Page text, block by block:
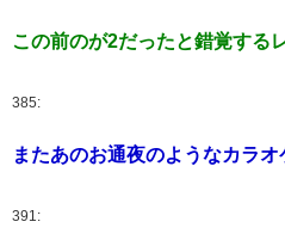
この前のが2だったと錯覚する
385:
またあのお通夜のようなカラ
391: